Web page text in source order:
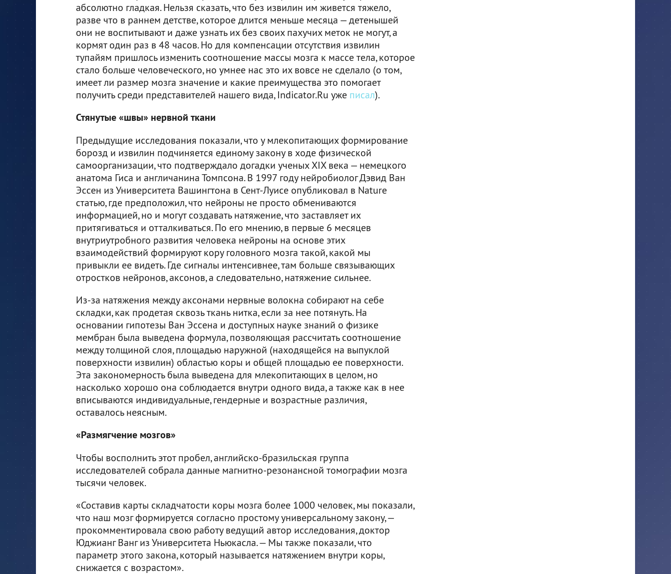
абсолютно гладкая. Нельзя сказать, что без извилин им живется тяжело,
разве что в раннем детстве, которое длится меньше месяца — детенышей
они не воспитывают и даже узнать их без своих пахучих меток не могут, а
кормят один раз в 48 часов. Но для компенсации отсутствия извилин
тупайям пришлось изменить соотношение массы мозга к массе тела, которое
стало больше человеческого, но умнее нас это их вовсе не сделало (о том,
имеет ли размер мозга значение и какие преимущества это помогает
получить среди представителей нашего вида, Indicator.Ru уже писал).
Стянутые «швы» нервной ткани
Предыдущие исследования показали, что у млекопитающих формирование
борозд и извилин подчиняется единому закону в ходе физической
самоорганизации, что подтверждало догадки ученых XIX века — немецкого
анатома Гиса и англичанина Томпсона. В 1997 году нейробиолог Дэвид Ван
Эссен из Университета Вашингтона в Сент-Луисе опубликовал в Nature
статью, где предположил, что нейроны не просто обмениваются
информацией, но и могут создавать натяжение, что заставляет их
притягиваться и отталкиваться. По его мнению, в первые 6 месяцев
внутриутробного развития человека нейроны на основе этих
взаимодействий формируют кору головного мозга такой, какой мы
привыкли ее видеть. Где сигналы интенсивнее, там больше связывающих
отростков нейронов, аксонов, а следовательно, натяжение сильнее.
Из-за натяжения между аксонами нервные волокна собирают на себе
складки, как продетая сквозь ткань нитка, если за нее потянуть. На
основании гипотезы Ван Эссена и доступных науке знаний о физике
мембран была выведена формула, позволяющая рассчитать соотношение
между толщиной слоя, площадью наружной (находящейся на выпуклой
поверхности извилин) областью коры и общей площадью ее поверхности.
Эта закономерность была выведена для млекопитающих в целом, но
насколько хорошо она соблюдается внутри одного вида, а также как в нее
вписываются индивидуальные, гендерные и возрастные различия,
оставалось неясным.
«Размягчение мозгов»
Чтобы восполнить этот пробел, английско-бразильская группа
исследователей собрала данные магнитно-резонансной томографии мозга
тысячи человек.
«Составив карты складчатости коры мозга более 1000 человек, мы показали,
что наш мозг формируется согласно простому универсальному закону, —
прокомментировала свою работу ведущий автор исследования, доктор
Юджианг Ванг из Университета Ньюкасла. — Мы также показали, что
параметр этого закона, который называется натяжением внутри коры,
снижается с возрастом».